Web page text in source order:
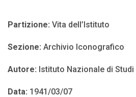
Partizione: Vita dell’Istituto
Sezione: Archivio Iconografico
Autore: Istituto Nazionale di Studi
Data: 1941/03/07